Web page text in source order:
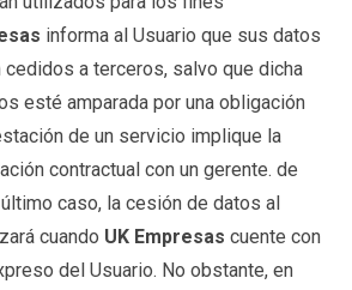
informa al Usuario que sus datos
a terceros, salvo que dicha
esté amparada por una obligación
de un servicio implique la
contractual con un gerente. de
caso, la cesión de datos al
cuando UK Empresas cuente con
del Usuario. No obstante, en